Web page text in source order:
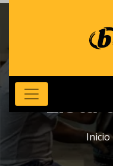
Lista
Inicio